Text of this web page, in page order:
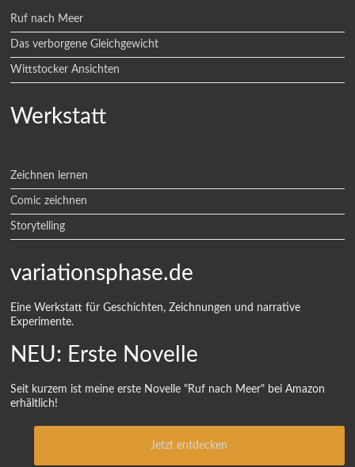
Ruf nach Meer
Das verborgene Gleichgewicht
Wittstocker Ansichten
Werkstatt
Zeichnen lernen
Comic zeichnen
Storytelling
variationsphase.de
Eine Werkstatt für Geschichten, Zeichnungen und narrative
Experimente.
NEU: Erste Novelle
Seit kurzem ist meine erste Novelle "Ruf nach Meer" bei Amazon
erhältlich!
Jetzt entdecken